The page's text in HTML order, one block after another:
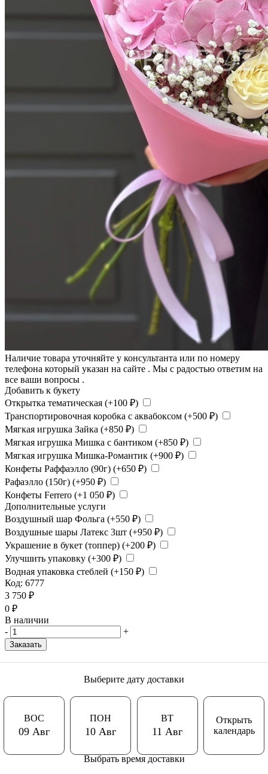
Наличие товара уточняйте у консультанта или по номеру
телефона который указан на сайте . Мы с радостью ответим на
все ваши вопросы .
Добавить к букету
Открытка тематическая (+100 ₽)
Транспортировочная коробка с аквабоксом (+500 ₽)
Мягкая игрушка Зайка (+850 ₽)
Мягкая игрушка Мишка с бантиком (+850 ₽)
Мягкая игрушка Мишка-Романтик (+900 ₽)
Конфеты Раффаэлло (90г) (+650 ₽)
Рафаэлло (150г) (+950 ₽)
Конфеты Ferrero (+1 050 ₽)
Дополнительные услуги
Воздушный шар Фольга (+550 ₽)
Воздушные шары Латекс 3шт (+950 ₽)
Украшение в букет (топпер) (+200 ₽)
Улучшить упаковку (+300 ₽)
Водная упаковка стеблей (+150 ₽)
Код: 6777
3 750 ₽
0 ₽
В наличии
-
+
Заказать
Выберите дату доставки
ВОС
09 Авг
ПОН
10 Авг
ВТ
11 Авг
Открыть
календарь
Выбрать время доставки